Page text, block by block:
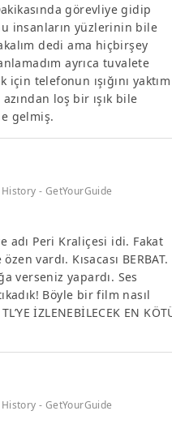
görevliye gidip
insanların yüzlerinin bile
dedi ama hiçbirşey
ayrıca tuvalete
telefonun ışığını yaktım
loş bir ışık bile
gelmiş.
- GetYourGuide
adı Peri Kraliçesi idi. Fakat
vardı. Kısacası BERBAT.
verseniz yapardı. Ses
Böyle bir film nasıl
İZLENEBİLECEK EN
- GetYourGuide